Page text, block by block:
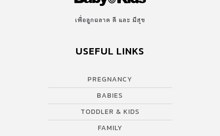
เพื่อลูกฉลาด ดี และ มีสุข
USEFUL LINKS
PREGNANCY
BABIES
TODDLER & KIDS
FAMILY